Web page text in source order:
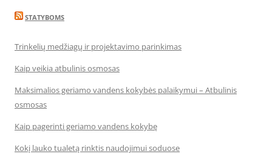
STATYBOMS
Trinkelių medžiagų ir projektavimo parinkimas
Kaip veikia atbulinis osmosas
Maksimalios geriamo vandens kokybės palaikymui – Atbulinis
osmosas
Kaip pagerinti geriamo vandens kokybę
Kokį lauko tualetą rinktis naudojimui soduose